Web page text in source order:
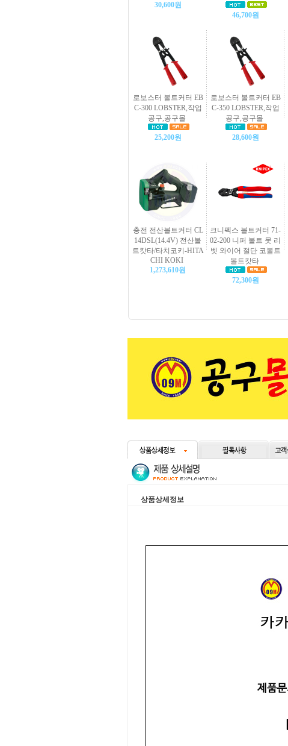
30,600원
46,700원
로보스터 볼트커터 EB
C-300 LOBSTER,작업
공구,공구몰
25,200원
로보스터 볼트커터 EB
C-350 LOBSTER,작업
공구,공구몰
28,600원
충전 전산볼트커터 CL
14DSL(14.4V) 전산볼
트캇타/타치코키-HITA
CHI KOKI
1,273,610원
크니펙스 볼트커터 71-
02-200 니퍼 볼트 못 리
벳 와이어 절단 코볼트
볼트캇타
72,300원
상품상세정보